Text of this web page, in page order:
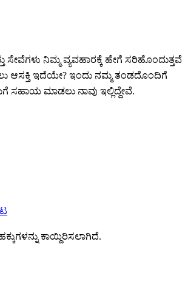
ಸೇವೆಗಳು ನಿಮ್ಮ ವ್ಯವಹಾರಕ್ಕೆ ಹೇಗೆ ಸರಿಹೊಂದುತ್ತವೆ
ಆಸಕ್ತಿ ಇದೆಯೇ? ಇಂದು ನಮ್ಮ ತಂಡದೊಂದಿಗೆ
ಸಹಾಯ ಮಾಡಲು ನಾವು ಇಲ್ಲಿದ್ದೇವೆ.
ಹಕ್ಕುಗಳನ್ನು ಕಾಯ್ದಿರಿಸಲಾಗಿದೆ.